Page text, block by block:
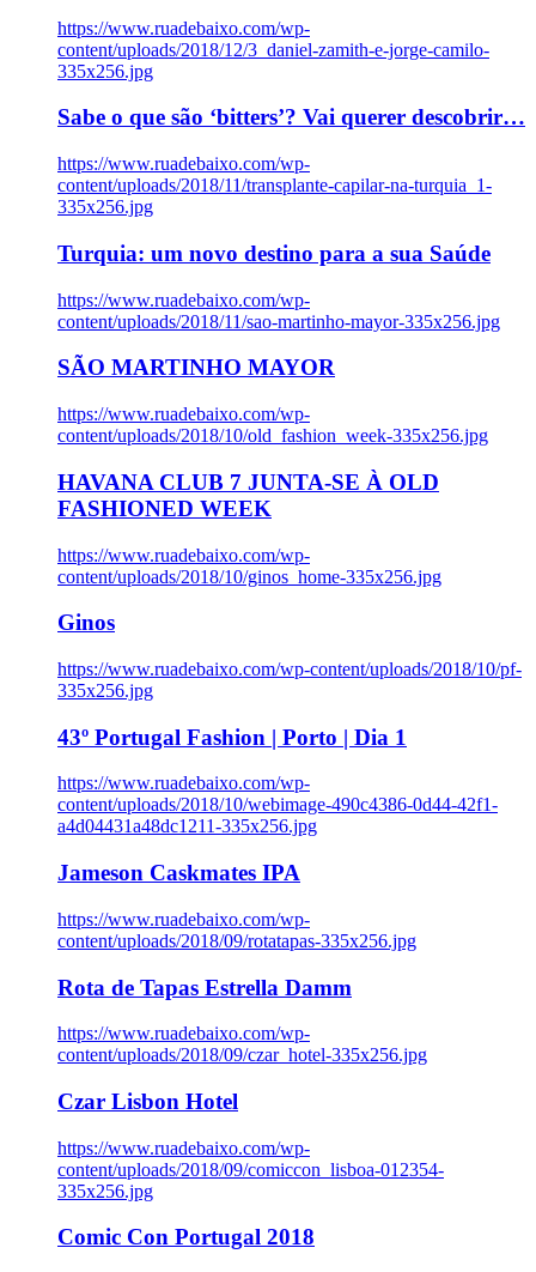
https://www.ruadebaixo.com/wp-
content/uploads/2018/12/3_daniel-zamith-e-jorge-camilo-
335x256.jpg
Sabe o que são ‘bitters’? Vai querer descobrir…
https://www.ruadebaixo.com/wp-
content/uploads/2018/11/transplante-capilar-na-turquia_1-
335x256.jpg
Turquia: um novo destino para a sua Saúde
https://www.ruadebaixo.com/wp-
content/uploads/2018/11/sao-martinho-mayor-335x256.jpg
SÃO MARTINHO MAYOR
https://www.ruadebaixo.com/wp-
content/uploads/2018/10/old_fashion_week-335x256.jpg
HAVANA CLUB 7 JUNTA-SE À OLD
FASHIONED WEEK
https://www.ruadebaixo.com/wp-
content/uploads/2018/10/ginos_home-335x256.jpg
Ginos
https://www.ruadebaixo.com/wp-content/uploads/2018/10/pf-
335x256.jpg
43º Portugal Fashion | Porto | Dia 1
https://www.ruadebaixo.com/wp-
content/uploads/2018/10/webimage-490c4386-0d44-42f1-
a4d04431a48dc1211-335x256.jpg
Jameson Caskmates IPA
https://www.ruadebaixo.com/wp-
content/uploads/2018/09/rotatapas-335x256.jpg
Rota de Tapas Estrella Damm
https://www.ruadebaixo.com/wp-
content/uploads/2018/09/czar_hotel-335x256.jpg
Czar Lisbon Hotel
https://www.ruadebaixo.com/wp-
content/uploads/2018/09/comiccon_lisboa-012354-
335x256.jpg
Comic Con Portugal 2018